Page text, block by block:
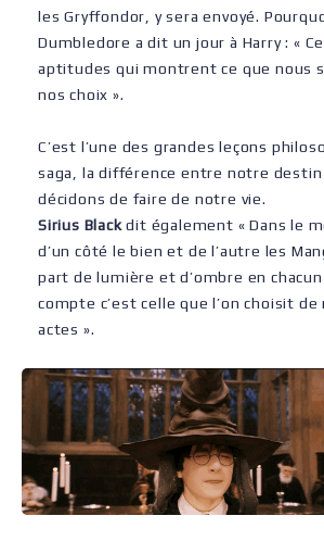
les Gryffondor, y sera envoyé.
Dumbledore a dit un jour à Harry : «
aptitudes qui montrent ce que nous
nos choix ».
C’est l’une des grandes leçons
saga, la différence entre notre destin
décidons de faire de notre vie.
Sirius Blackdit également « Dans le
d’un côté le bien et de l’autre les
part de lumière et d’ombre en
compte c’est celle que l’on choisit
actes ».